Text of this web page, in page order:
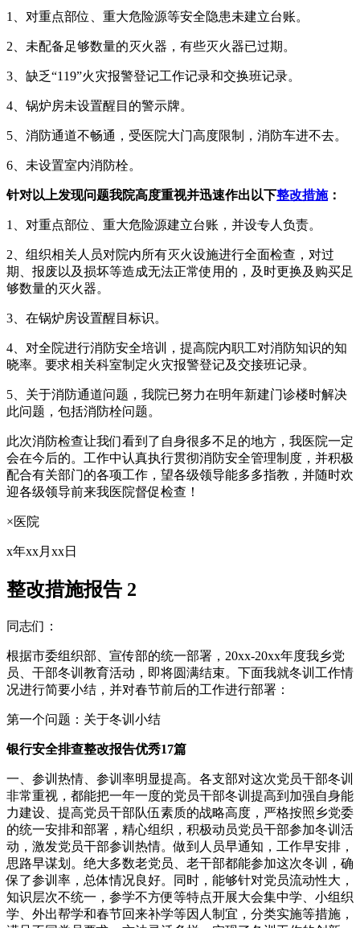
1、对重点部位、重大危险源等安全隐患未建立台账。
2、未配备足够数量的灭火器，有些灭火器已过期。
3、缺乏“119”火灾报警登记工作记录和交换班记录。
4、锅炉房未设置醒目的警示牌。
5、消防通道不畅通，受医院大门高度限制，消防车进不去。
6、未设置室内消防栓。
针对以上发现问题我院高度重视并迅速作出以下整改措施：
1、对重点部位、重大危险源建立台账，并设专人负责。
2、组织相关人员对院内所有灭火设施进行全面检查，对过
期、报废以及损坏等造成无法正常使用的，及时更换及购买足
够数量的灭火器。
3、在锅炉房设置醒目标识。
4、对全院进行消防安全培训，提高院内职工对消防知识的知
晓率。要求相关科室制定火灾报警登记及交接班记录。
5、关于消防通道问题，我院已努力在明年新建门诊楼时解决
此问题，包括消防栓问题。
此次消防检查让我们看到了自身很多不足的地方，我医院一定
会在今后的。工作中认真执行贯彻消防安全管理制度，并积极
配合有关部门的各项工作，望各级领导能多多指教，并随时欢
迎各级领导前来我医院督促检查！
×医院
x年xx月xx日
整改措施报告 2
同志们：
根据市委组织部、宣传部的统一部署，20xx-20xx年度我乡党
员、干部冬训教育活动，即将圆满结束。下面我就冬训工作情
况进行简要小结，并对春节前后的工作进行部署：
第一个问题：关于冬训小结
银行安全排查整改报告优秀17篇
一、参训热情、参训率明显提高。各支部对这次党员干部冬训
非常重视，都能把一年一度的党员干部冬训提高到加强自身能
力建设、提高党员干部队伍素质的战略高度，严格按照乡党委
的统一安排和部署，精心组织，积极动员党员干部参加冬训活
动，激发党员干部参训热情。做到人员早通知，工作早安排，
思路早谋划。绝大多数老党员、老干部都能参加这次冬训，确
保了参训率，总体情况良好。同时，能够针对党员流动性大，
知识层次不统一，参学不方便等特点开展大会集中学、小组织
学、外出帮学和春节回来补学等因人制宜，分类实施等措施，